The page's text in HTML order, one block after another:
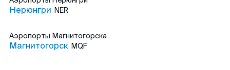
Нерюнгри NER
Аэропорты Магнитогорска
Магнитогорск MQF